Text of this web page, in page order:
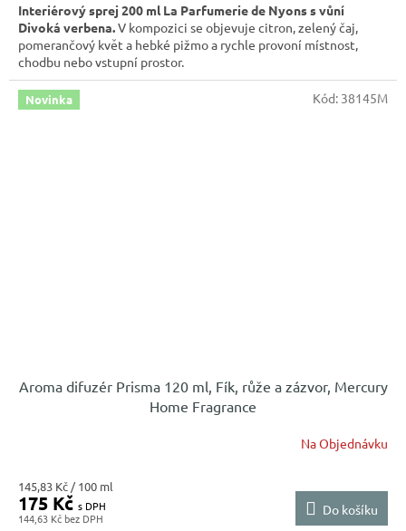
Interiérový sprej 200 ml La Parfumerie de Nyons s vůní
Divoká verbena.V kompozici se objevuje citron, zelený čaj,
pomerančový květ a hebké pižmo a rychle provoní místnost,
chodbu nebo vstupní prostor.
Novinka
Aroma difuzér Prisma 120 ml, Fík, růže a zázvor, Mercury
Home Fragrance
Na Objednávku
144,63 Kč
175 Kč
Měrná
cena:
145,83 Kč / 100 ml
Do košíku
Kód: 38145M